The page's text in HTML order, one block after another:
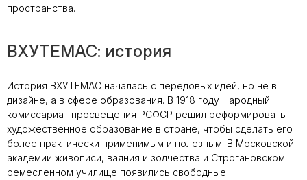
пространства.
ВХУТЕМАС: история
История ВХУТЕМАС началась с передовых идей, но не в
дизайне, а в сфере образования. В 1918 году Народный
комиссариат просвещения РСФСР решил реформировать
художественное образование в стране, чтобы сделать его
более практически применимым и полезным. В Московской
академии живописи, ваяния и зодчества и Строгановском
ремесленном училище появились свободные